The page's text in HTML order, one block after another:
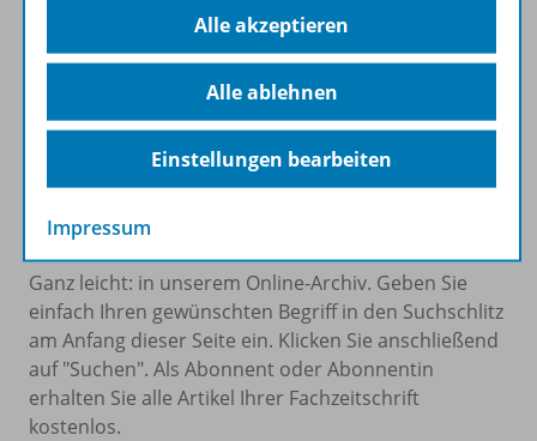
Details
Wo finde ich, was ich suche?
Ganz leicht: in unserem Online-Archiv. Geben Sie
einfach Ihren gewünschten Begriff in den Suchschlitz
am Anfang dieser Seite ein. Klicken Sie anschließend
auf "Suchen". Als Abonnent oder Abonnentin
erhalten Sie alle Artikel Ihrer Fachzeitschrift
kostenlos.
Alle akzeptieren
Alle ablehnen
Einstellungen bearbeiten
Impressum